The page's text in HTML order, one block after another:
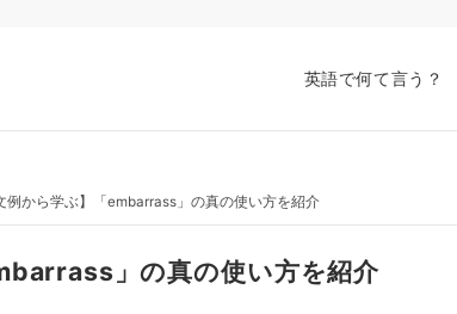
英語で何て言う？
例から学ぶ】「embarrass」の真の使い方を紹介
」の真の使い方を紹介